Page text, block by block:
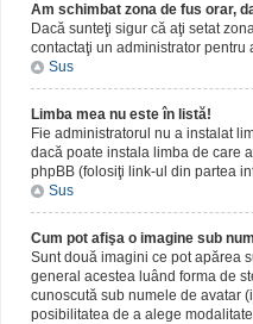
Am schimbat zona de fus orar,
Dacă sunteţi sigur că aţi setat
contactaţi un administrator pentru
Sus
Limba mea nu este în listă!
Fie administratorul nu a instalat
dacă poate instala limba de care
phpBB (folosiţi link-ul din partea
Sus
Cum pot afişa o imagine sub
Sunt două imagini ce pot apărea
general acestea luând forma de
cunoscută sub numele de avatar
posibilitatea de a alege